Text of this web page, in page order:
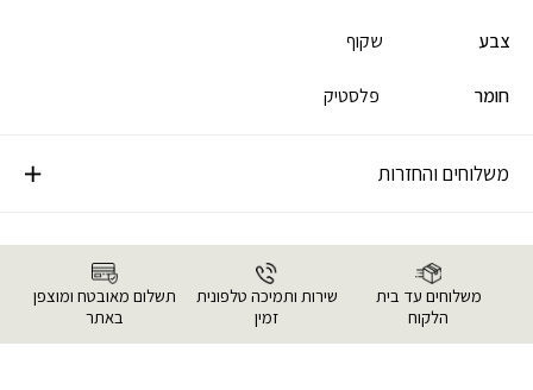
צבע שקוף
חומר פלסטיק
משלוחים והחזרות
משלוחים עד בית
הלקוח
שירות ותמיכה טלפונית
זמין
תשלום מאובטח ומוצפן
באתר